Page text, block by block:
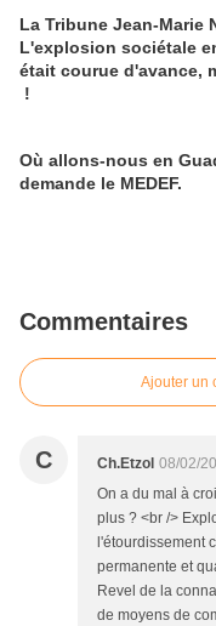
La Tribune Jean-Marie
L'explosion sociétale
était courue d'avance,
!
Où allons-nous en
demande le MEDEF.
Commentaires
Ajouter un
C Ch.Etzol 08/02/
On a du mal à
plus ? <br />
l'étourdissement
permanente et
Revel de la
de moyens de